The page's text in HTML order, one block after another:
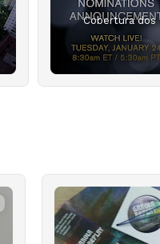
Cobertura dos